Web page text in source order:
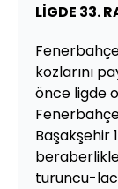
LİGDE 33.
kozlarını
önce ligde
Başakşehir
turuncu-